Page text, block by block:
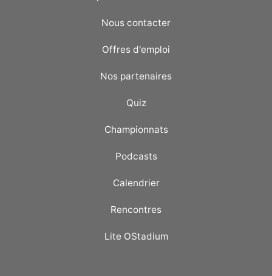
Nous contacter
Offres d'emploi
Nos partenaires
Quiz
Championnats
Podcasts
Calendrier
Rencontres
Lite OStadium